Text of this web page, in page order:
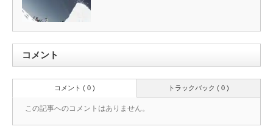
コメント
トラックバック ( 0 )
コメント ( 0 )
この記事へのコメントはありません。